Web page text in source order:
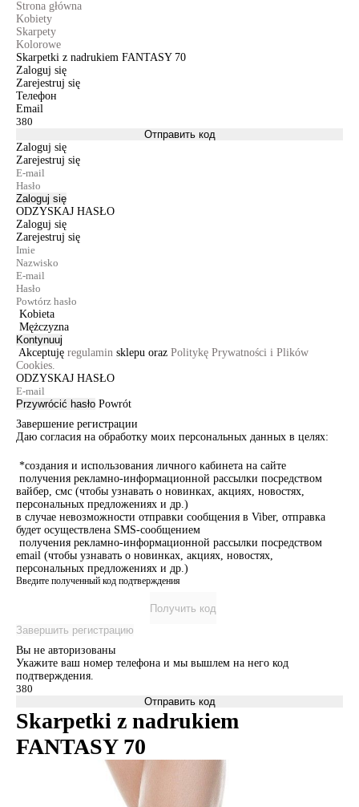
Strona główna
Kobiety
Skarpety
Kolorowe
Skarpetki z nadrukiem FANTASY 70
Zaloguj się
Zarejestruj się
Телефон
Email
Отправить код
Zaloguj się
Zarejestruj się
Zaloguj się
ODZYSKAJ HASŁO
Zaloguj się
Zarejestruj się
Kobieta
Mężczyzna
Kontynuuj
Akceptuję regulamin sklepu oraz Politykę Prywatności i Plików
Cookies.
ODZYSKAJ HASŁO
Przywrócić hasło Powrót
Завершение регистрации
Даю согласия на обработку моих персональных данных в целях:
*создания и использования личного кабинета на сайте
получения рекламно-информационной рассылки посредством
вайбер, смс (чтобы узнавать о новинках, акциях, новостях,
персональных предложениях и др.)
в случае невозможности отправки сообщения в Viber, отправка
будет осуществлена SMS-сообщением
получения рекламно-информационной рассылки посредством
email (чтобы узнавать о новинках, акциях, новостях,
персональных предложениях и др.)
Введите полученный код подтверждения
Получить код
Завершить регистрацию
Вы не авторизованы
Укажите ваш номер телефона и мы вышлем на него код
подтверждения.
Отправить код
Skarpetki z nadrukiem
FANTASY 70